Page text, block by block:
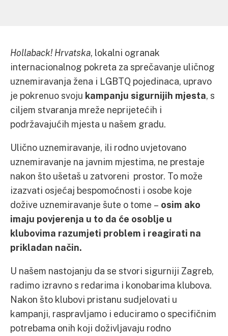
Hollaback!Hrvatska, lokalni ogranak
internacionalnog pokreta za sprečavanje uličnog
uznemiravanja žena i LGBTQ pojedinaca, upravo
je pokrenuo svoju kampanju sigurnijih mjesta, s
ciljem stvaranja mreže neprijetećih i
podržavajućih mjesta u našem gradu.
Ulično uznemiravanje, ili rodno uvjetovano
uznemiravanje na javnim mjestima, ne prestaje
nakon što ušetaš u zatvoreni prostor. To može
izazvati osjećaj bespomoćnosti i osobe koje
dožive uznemiravanje šute o tome – osim ako
imaju povjerenja u to da će osoblje u
klubovima razumjeti problem i reagirati na
prikladan način.
U našem nastojanju da se stvori sigurniji Zagreb,
radimo izravno s redarima i konobarima klubova.
Nakon što klubovi pristanu sudjelovati u
kampanji, raspravljamo i educiramo o specifičnim
potrebama onih koji doživljavaju rodno